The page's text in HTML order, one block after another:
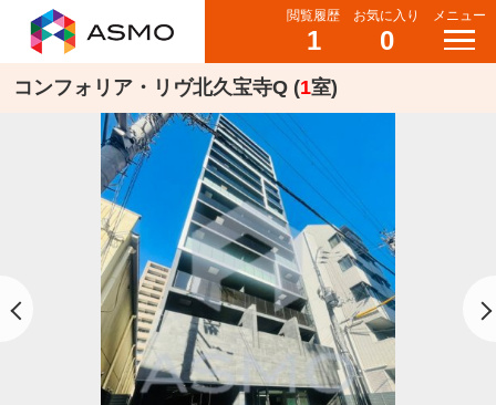
閲覧履歴
1
お気に入り
0
メニュー
コンフォリア・リヴ北久宝寺Q (1室)